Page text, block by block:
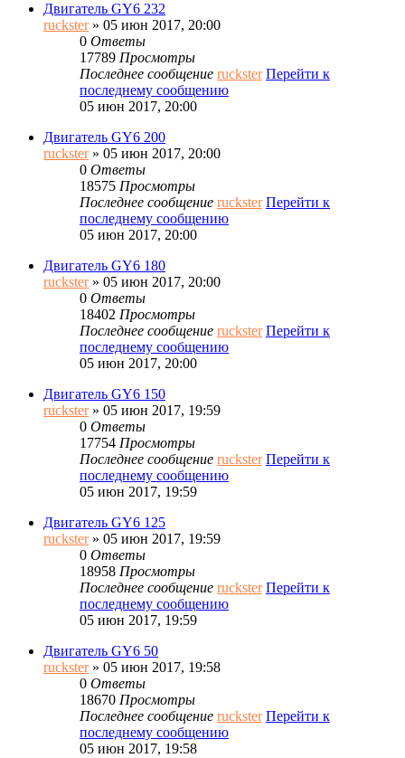
Двигатель GY6 232
ruckster» 05 июн 2017, 20:00
0 Ответы
17789 Просмотры
Последнее сообщение ruckster Перейти к
последнему сообщению
05 июн 2017, 20:00
Двигатель GY6 200
ruckster» 05 июн 2017, 20:00
0 Ответы
18575 Просмотры
Последнее сообщение ruckster Перейти к
последнему сообщению
05 июн 2017, 20:00
Двигатель GY6 180
ruckster» 05 июн 2017, 20:00
0 Ответы
18402 Просмотры
Последнее сообщение ruckster Перейти к
последнему сообщению
05 июн 2017, 20:00
Двигатель GY6 150
ruckster» 05 июн 2017, 19:59
0 Ответы
17754 Просмотры
Последнее сообщение ruckster Перейти к
последнему сообщению
05 июн 2017, 19:59
Двигатель GY6 125
ruckster» 05 июн 2017, 19:59
0 Ответы
18958 Просмотры
Последнее сообщение ruckster Перейти к
последнему сообщению
05 июн 2017, 19:59
Двигатель GY6 50
ruckster» 05 июн 2017, 19:58
0 Ответы
18670 Просмотры
Последнее сообщение ruckster Перейти к
последнему сообщению
05 июн 2017, 19:58